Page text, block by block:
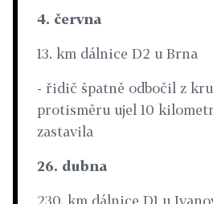
4. června
13. km dálnice D2 u Brna
- řidič špatně odbočil z
protisměru ujel 10
zastavila
26. dubna
230. km dálnice D1 u